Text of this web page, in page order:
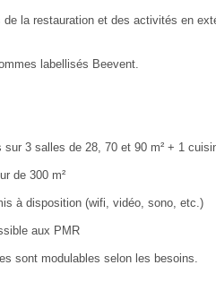
de la restauration et des activités en
labellisés Beevent.
sur 3 salles de 28, 70 et 90 m² + 1
de 300 m²
à disposition (wifi, vidéo, sono, etc.)
aux PMR
sont modulables selon les besoins.